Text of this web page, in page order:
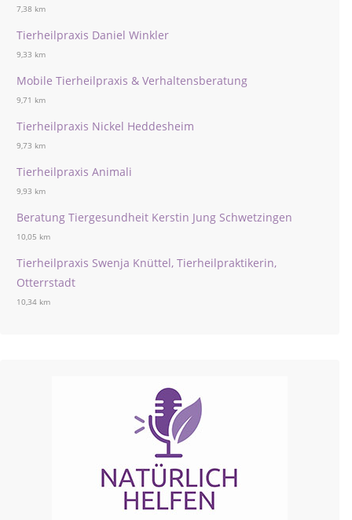
7,38 km
Tierheilpraxis Daniel Winkler
9,33 km
Mobile Tierheilpraxis & Verhaltensberatung
9,71 km
Tierheilpraxis Nickel Heddesheim
9,73 km
Tierheilpraxis Animali
9,93 km
Beratung Tiergesundheit Kerstin Jung Schwetzingen
10,05 km
Tierheilpraxis Swenja Knüttel, Tierheilpraktikerin,
Otterrstadt
10,34 km